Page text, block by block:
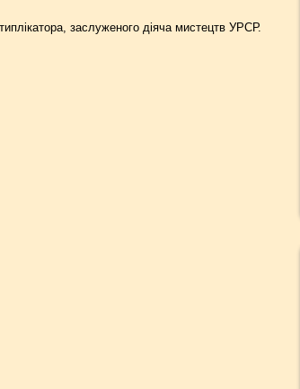
заслуженого діяча мистецтв УРСР.